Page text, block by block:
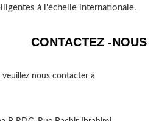
à l'échelle internationale.
CONTACTEZ -NOUS
nous contacter à